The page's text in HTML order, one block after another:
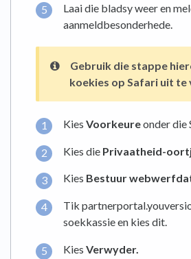
Laai die bladsy weer en
aanmeldbesonderhede.
Gebruik die stappe
koekies op Safari uit te
Kies Voorkeureonder die
Kies die Privaatheid-
Kies Bestuur
Tik
soekkassie en kies dit.
Kies Verwyder.